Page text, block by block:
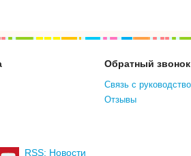
Обратный звонок
Связь с
Отзывы
RSS: Новости